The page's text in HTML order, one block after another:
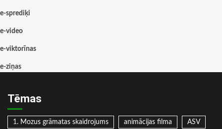
e-sprediķi
e-video
e-viktorīnas
e-ziņas
Tēmas
1. Mozus grāmatas skaidrojums animācijas filma ASV